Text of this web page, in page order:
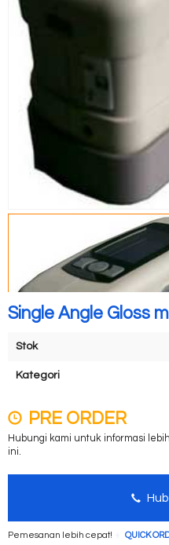
Single Angle Gloss
Stok
Kategori
PRE ORDER
Hubungi kami untuk informasi
ini.
Pemesanan lebih cepat! QUICK